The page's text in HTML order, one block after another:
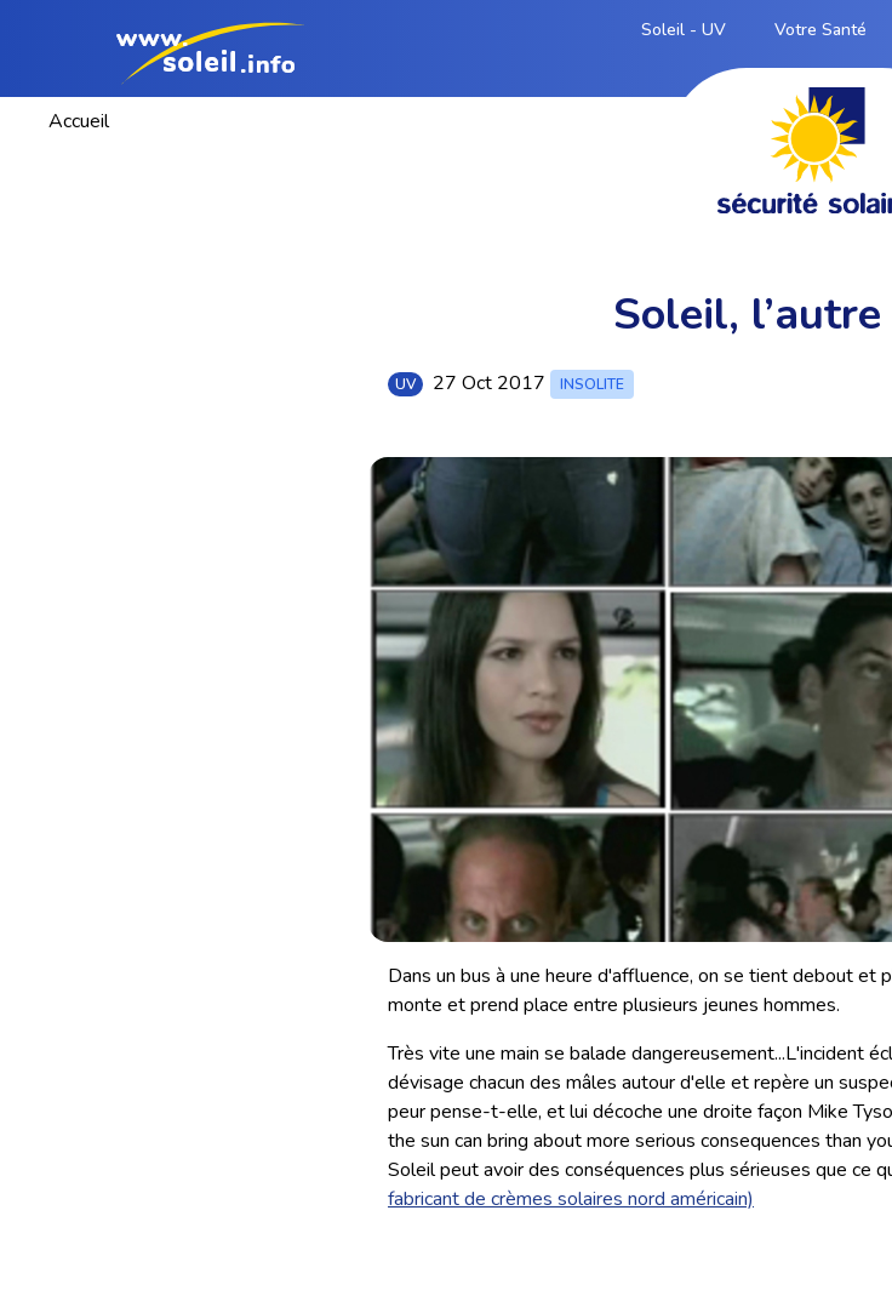
Soleil - UV Votre Santé
Accueil
Soleil,
UV 27 Oct 2017 INSOLITE
Dans un bus à une heure d'affluence, on se tient debout
monte et prend place entre plusieurs jeunes hommes.
Très vite une main se balade dangereusement...L'incident
dévisage chacun des mâles autour d'elle et repère un
peur pense-t-elle, et lui décoche une droite façon Mike
the sun can bring about more serious consequences than
Soleil peut avoir des conséquences plus sérieuses que ce
fabricant de crèmes solaires nord américain)